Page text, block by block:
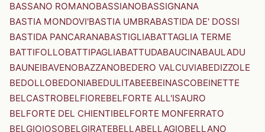
BASSANO ROMANOBASSIANOBASSIGNANA
BASTIA MONDOVI'BASTIA UMBRABASTIDA DE' DOSSI
BASTIDA PANCARANABASTIGLIABATTAGLIA TERME
BATTIFOLLOBATTIPAGLIABATTUDABAUCINABAULADU
BAUNEIBAVENOBAZZANOBEDERO VALCUVIABEDIZZOLE
BEDOLLOBEDONIABEDULITABEEBEINASCOBEINETTE
BELCASTROBELFIOREBELFORTE ALL'ISAURO
BELFORTE DEL CHIENTIBELFORTE MONFERRATO
BELGIOIOSOBELGIRATEBELLABELLAGIOBELLANO